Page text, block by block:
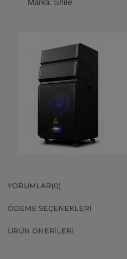
Marka: Shile
YORUMLAR(0)
ÖDEME SEÇENEKLERI
ÜRÜN ÖNERILERI